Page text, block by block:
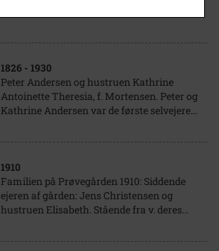
1826 - 1930
Peter Andersen og hustruen Kathrine
Antoinette Theresia, f. Mortensen. Peter og
Kathrine Andersen var de første selvejere...
1910
Familien på Prøvegården 1910: Siddende
ejeren af gården: Jens Christensen og
hustruen Elisabeth. Stående fra v. deres...